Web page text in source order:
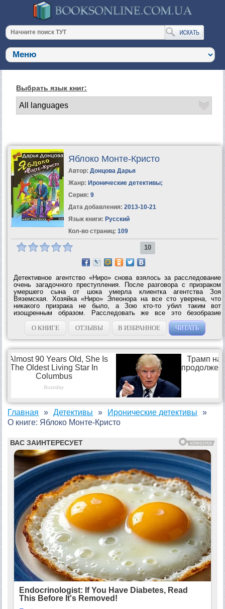
Выбрать язык книг:
Яблоко Монте-Кристо
Автор: Донцова Дарья
Жанр: Иронические детективы;
Серия: 9
Дата добавления: 2013-10-21
Язык книги: Русский
Кол-во страниц: 109
10
Детективное агентство «Ниро» снова взялось за расследование
очень загадочного преступления. После разговора с призраком
умершего сына от шока умерла клиентка агентства Зоя
Вяземская. Хозяйка «Ниро» Элеонора на все сто уверена, что
никакого призрака не было, а Зою кто-то убил таким вот
изощренным образом. Расследовать же все это безобразие
предстоит не кому иному, как Ивану Павловичу Подушкину –
бессменному секретарю и помощнику...
О КНИГЕ ОТЗЫВЫ В ИЗБРАННОЕ ЧИТАТЬ
Главная Детективы
Иронические детективы
О книге: Яблоко Монте-Кристо